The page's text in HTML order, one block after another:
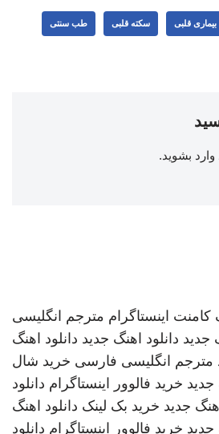
بیماری قلبی سکته قلبی طب سنتی
وارد بشوید.
کامنت اینستاگرام مترجم انگلیسی
جدید دانلود اهنگ جدید دانلود اهنگ
مترجم انگلیسی فارسی خرید شال
جدید خرید فالوور اینستاگرام دانلود
جدید خرید بک لینک دانلود اهنگ
جدید خرید فالوور اینستاگرام دانلود